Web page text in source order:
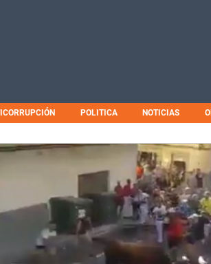
POLITICA NOTICIAS